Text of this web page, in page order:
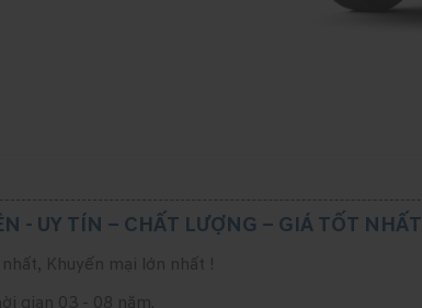
- UY TÍN – CHẤT LƯỢNG – GIÁ TỐT NHẤT
Khuyến mại lớn nhất !
gian 03 - 08 năm.